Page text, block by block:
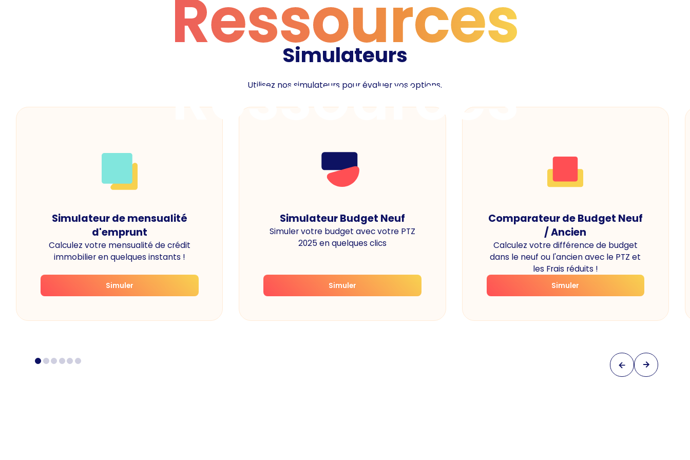
Ressources
Ressources
Simulateurs
Utilisez nos simulateurs pour évaluer vos options.
Simulateur de mensualité
d'emprunt
Calculez votre mensualité de crédit
immobilier en quelques instants !
Simuler
Simulateur Budget Neuf
Simuler votre budget avec votre PTZ
2025 en quelques clics
Simuler
Comparateur de Budget Neuf
/ Ancien
Calculez votre différence de budget
dans le neuf ou l'ancien avec le PTZ et
les Frais réduits !
Simuler